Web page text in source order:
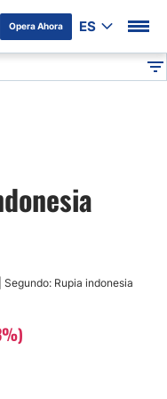
Opera Ahora ES
Rupia indonesia